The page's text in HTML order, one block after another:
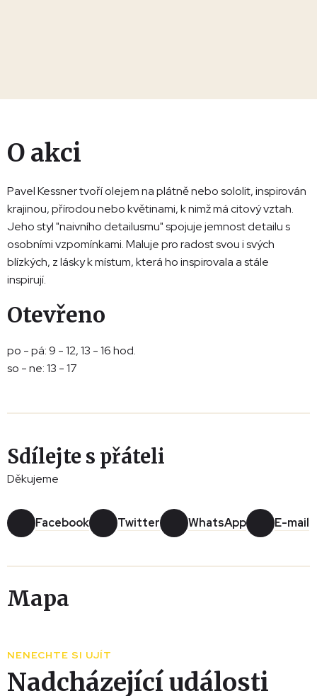
O akci
Pavel Kessner tvoří olejem na plátně nebo sololit, inspirován
krajinou, přírodou nebo květinami, k nimž má citový vztah.
Jeho styl "naivního detailusmu" spojuje jemnost detailu s
osobními vzpomínkami. Maluje pro radost svou i svých
blízkých, z lásky k místum, která ho inspirovala a stále
inspirují.
Otevřeno
po - pá: 9 - 12, 13 - 16 hod.
so - ne: 13 - 17
Sdílejte s přáteli
Děkujeme
Facebook Twitter WhatsApp E-mail
Mapa
NENECHTE SI UJÍT
Nadcházející události